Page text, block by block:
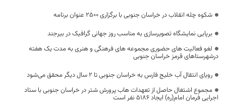
شکوه چله انقلاب در خراسان جنوبی با برگزاری 2500 عنوان برنامه
برپایی نمایشگاه تصویرسازی به مناسب روز جهانی گرافیک در بیرجند
لغو فعالیت های حضوری مجموعه های فرهنگی و هنری به مدت یک هفته
درشهرستاهای قرمز خراسان جنوبی
رویای انتقال آب خلیج فارس به خراسان جنوبی تا ۲ سال دیگر محقق می‌شود
مجموع اشتغال حاصل از تعهدات هاب پرورش شتر در خراسان جنوبی با ستاد
اجرایی فرمان امام(ره) ایجاد 5186 نفر است